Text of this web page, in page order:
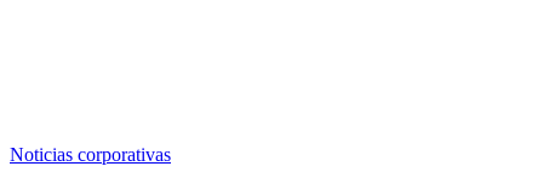
Noticias corporativas